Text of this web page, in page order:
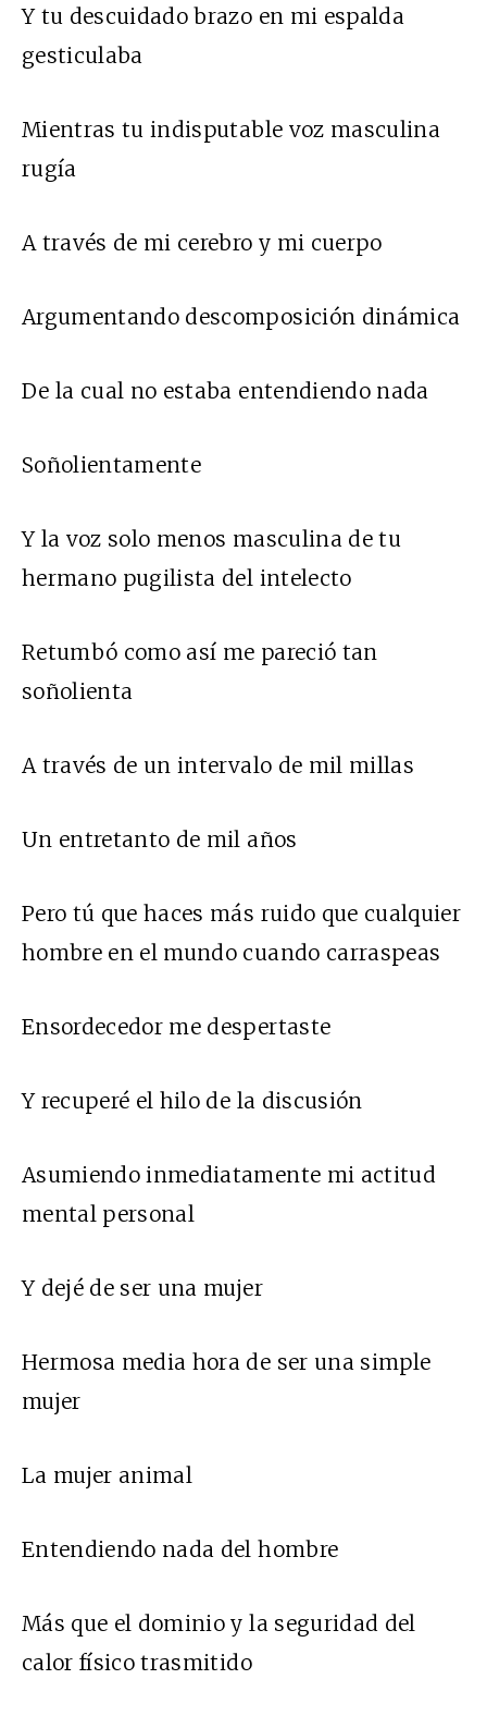
Y tu descuidado brazo en mi espalda
gesticulaba
Mientras tu indisputable voz masculina
rugía
A través de mi cerebro y mi cuerpo
Argumentando descomposición dinámica
De la cual no estaba entendiendo nada
Soñolientamente
Y la voz solo menos masculina de tu
hermano pugilista del intelecto
Retumbó como así me pareció tan
soñolienta
A través de un intervalo de mil millas
Un entretanto de mil años
Pero tú que haces más ruido que cualquier
hombre en el mundo cuando carraspeas
Ensordecedor me despertaste
Y recuperé el hilo de la discusión
Asumiendo inmediatamente mi actitud
mental personal
Y dejé de ser una mujer
Hermosa media hora de ser una simple
mujer
La mujer animal
Entendiendo nada del hombre
Más que el dominio y la seguridad del
calor físico trasmitido